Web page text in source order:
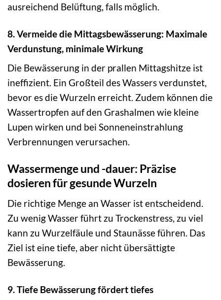
ausreichend Belüftung, falls möglich.
8. Vermeide die Mittagsbewässerung: Maximale
Verdunstung, minimale Wirkung
Die Bewässerung in der prallen Mittagshitze ist
ineffizient. Ein Großteil des Wassers verdunstet,
bevor es die Wurzeln erreicht. Zudem können die
Wassertropfen auf den Grashalmen wie kleine
Lupen wirken und bei Sonneneinstrahlung
Verbrennungen verursachen.
Wassermenge und -dauer: Präzise
dosieren für gesunde Wurzeln
Die richtige Menge an Wasser ist entscheidend.
Zu wenig Wasser führt zu Trockenstress, zu viel
kann zu Wurzelfäule und Staunässe führen. Das
Ziel ist eine tiefe, aber nicht übersättigte
Bewässerung.
9. Tiefe Bewässerung fördert tiefes